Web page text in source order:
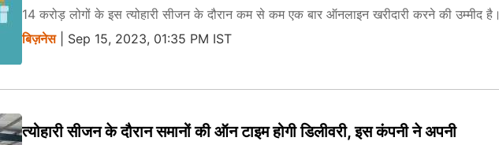
14 करोड़ लोगों के इस त्योहारी सीजन के दौरान कम से कम एक बार ऑनलाइन खरीदारी करने की उम्मीद है।
बिज़नेस| Sep 15, 2023, 01:35 PM IST
त्योहारी सीजन के दौरान समानों की ऑन टाइम होगी डिलीवरी, इस कंपनी ने अपनी